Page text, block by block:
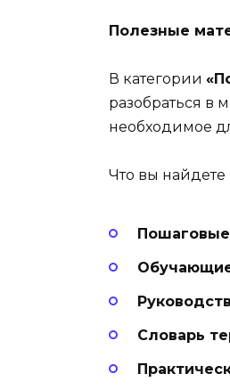
Полезные
В категории
разобраться в
необходимое
Что вы найдете
Словарь